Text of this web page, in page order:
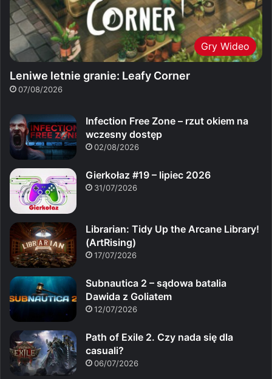
Gry Wideo
Leniwe letnie granie: Leafy Corner
07/08/2026
Infection Free Zone – rzut okiem na
wczesny dostęp
02/08/2026
Gierkołaz #19 – lipiec 2026
31/07/2026
Librarian: Tidy Up the Arcane Library!
(ArtRising)
17/07/2026
Subnautica 2 – sądowa batalia
Dawida z Goliatem
12/07/2026
Path of Exile 2. Czy nada się dla
casuali?
06/07/2026